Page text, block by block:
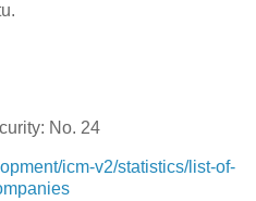
No. 24
icm-v2/statistics/list-of-